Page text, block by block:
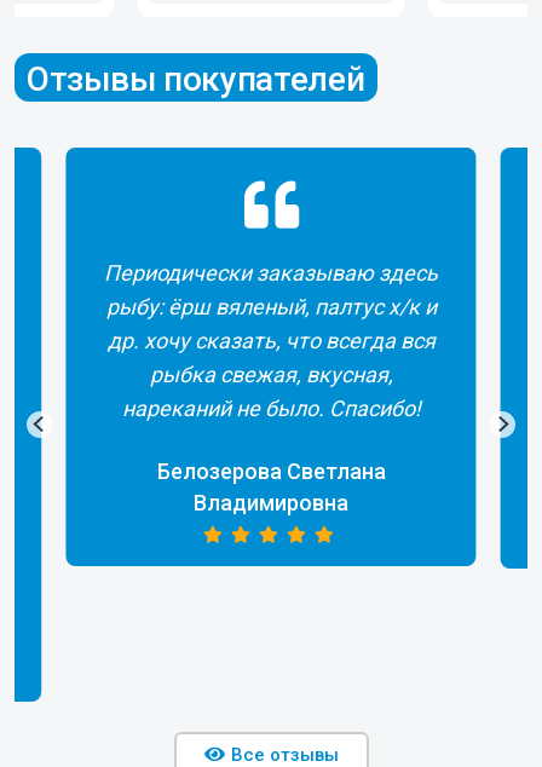
Отзывы покупателей
Периодически заказываю здесь
рыбу: ёрш вяленый, палтус х/к и
др. хочу сказать, что всегда вся
рыбка свежая, вкусная,
нареканий не было. Спасибо!
Белозерова Светлана
Владимировна
Все отзывы